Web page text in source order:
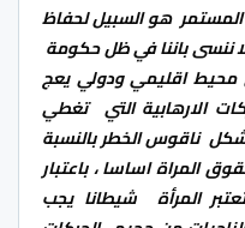
المستمر هو السبيل لحفاظ
ننسى باننا في ظل حكومة
محيط اقليمي ودولي يعج
الارهابية التي تغطي
ناقوس الخطر بالنسبة
المراة اساسا ، باعتبار
المرأة شيطانا يجب